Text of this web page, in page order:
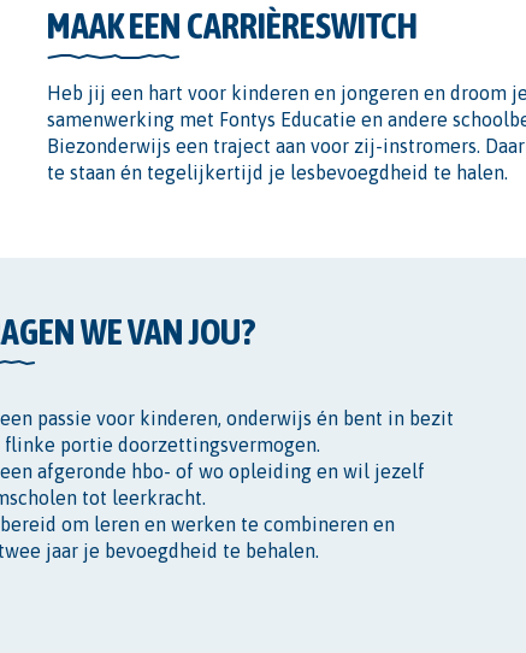
MAAK EEN CARRIÈRESWITCH
Heb jij een hart voor kinderen en jongeren en droom
samenwerking met Fontys Educatie en andere
Biezonderwijs een traject aan voor zij-instromers.
te staan én tegelijkertijd je lesbevoegdheid te halen.
WE VAN JOU?
passie voor kinderen, onderwijs én bent in bezit
flinke portie doorzettingsvermogen.
afgeronde hbo- of wo opleiding en wil jezelf
tot leerkracht.
om leren en werken te combineren en
jaar je bevoegdheid te behalen.